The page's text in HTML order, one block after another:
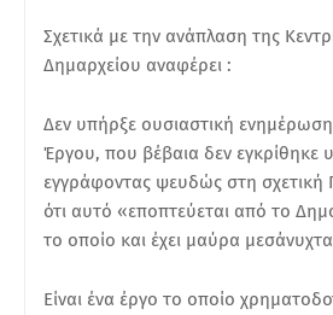
Σχετικά με την ανάπλαση της
Δημαρχείου αναφέρει :
Δεν υπήρξε ουσιαστική
Έργου, που βέβαια δεν εγκρίθηκε
εγγράφοντας ψευδώς στη σχετική
ότι αυτό «εποπτεύεται από το
το οποίο και έχει μαύρα
Είναι ένα έργο το οποίο